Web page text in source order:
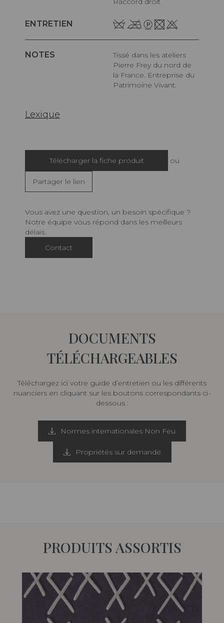
ENTRETIEN
NOTES
Tissé dans les ateliers
Pierre Frey du nord de
la France. Entreprise du
Patrimoine Vivant.
Lexique
Télécharger la fiche produit ou
Partager le lien
Vous avez une question, un besoin spécifique ?
Notre équipe vous répond dans les meilleurs
délais.
Contact
DOCUMENTS
TÉLÉCHARGEABLES
Téléchargez ici votre guide d’entretien ou les différents
nuanciers en cliquant sur les boutons correspondants ci-
dessous :
Normes internationales Non Feu
Propriétés sur demande
PRODUITS ASSORTIS